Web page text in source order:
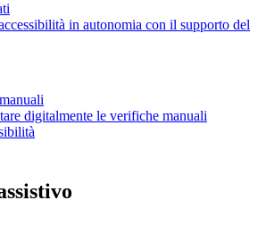
in autonomia con il supporto del
digitalmente le verifiche manuali